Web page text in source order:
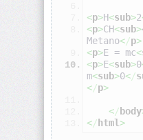
<acronym>
<address>
<applet>
<area>
<p>H<sub>2
<p>CH<sub>
Metano</p>
<p>E = mc<
<p>E<sub>0
m<sub>0</
</p>
</ body
</ html >